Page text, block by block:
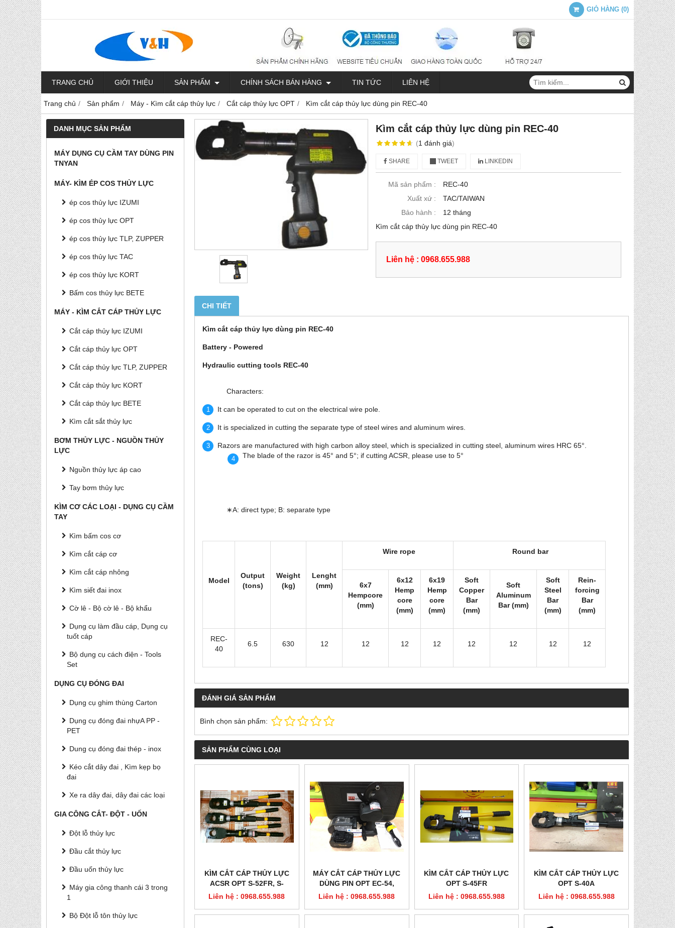
GIỎ HÀNG (0)
TRANG CHỦ GIỚI THIỆU SẢN PHẨM CHÍNH SÁCH BÁN HÀNG TIN TỨC LIÊN HỆ
Trang chủ Sản phẩm Máy - Kìm cắt cáp thủy lực Cắt cáp thủy lực OPT Kìm cắt cáp thủy lực dùng pin REC-40
DANH MỤC SẢN PHẨM
MÁY DỤNG CỤ CẦM TAY DÙNG PIN
TNYAN
MÁY- KÌM ÉP COS THỦY LỰC
ép cos thủy lực IZUMI
ép cos thủy lực OPT
ép cos thủy lực TLP, ZUPPER
ép cos thủy lực TAC
ép cos thủy lực KORT
Bấm cos thủy lực BETE
MÁY - KÌM CẮT CÁP THỦY LỰC
Cắt cáp thủy lực IZUMI
Cắt cáp thủy lực OPT
Cắt cáp thủy lực TLP, ZUPPER
Cắt cáp thủy lực KORT
Cắt cáp thủy lực BETE
Kìm cắt sắt thủy lực
BƠM THỦY LỰC - NGUỒN THỦY
LỰC
Nguồn thủy lực áp cao
Tay bơm thủy lực
KÌM CƠ CÁC LOẠI - DỤNG CỤ CẦM
TAY
Kìm bấm cos cơ
Kìm cắt cáp cơ
Kìm cắt cáp nhông
Kìm siết đai inox
Cờ lê - Bộ cờ lê - Bộ khẩu
Dụng cụ làm đầu cáp, Dụng cụ
tuốt cáp
Bộ dụng cụ cách điện - Tools
Set
DỤNG CỤ ĐÓNG ĐAI
Dụng cụ ghim thùng Carton
Dụng cụ đóng đai nhựA PP -
PET
Dung cụ đóng đai thép - inox
Kéo cắt dây đai , Kìm kẹp bọ
đai
Xe ra dây đai, dây đai các loại
GIA CÔNG CẮT- ĐỘT - UỐN
Đột lỗ thủy lực
Đầu cắt thủy lực
Đầu uốn thủy lực
Máy gia công thanh cái 3 trong
1
Bộ Đột lỗ tôn thủy lực
Kìm cắt cáp thủy lực dùng pin REC-40
(1 đánh giá)
SHARE TWEET LINKEDIN
Mã sản phẩm :
REC-40
Xuất xứ :
TAC/TAIWAN
Bảo hành :
12 tháng
Kìm cắt cáp thủy lực dùng pin REC-40
Liên hệ : 0968.655.988
CHI TIẾT
Kìm cắt cáp thủy lực dùng pin REC-40
Battery - Powered
Hydraulic cutting tools REC-40
Characters:
It can be operated to cut on the electrical wire pole.
It is specialized in cutting the separate type of steel wires and aluminum wires.
Razors are manufactured with high carbon alloy steel, which is specialized in cutting steel, aluminum wires HRC 65°.
The blade of the razor is 45° and 5°; if cutting ACSR, please use to 5°
∗A: direct type; B: separate type
Model
Output
(tons)
Weight
(kg)
Lenght
(mm)
Wire rope Round bar
6x7
Hempcore
(mm)
6x12
Hemp
core
(mm)
6x19
Hemp
core
(mm)
Soft
Copper
Bar
(mm)
Soft
Aluminum
Bar (mm)
Soft
Steel
Bar
(mm)
Rein-
forcing
Bar
(mm)
REC-
40
6.5 630 12 12 12 12 12 12 12 12
ĐÁNH GIÁ SẢN PHẨM
Bình chọn sản phẩm:
SẢN PHẨM CÙNG LOẠI
KÌM CẮT CÁP THỦY LỰC
ACSR OPT S-52FR, S-
52AFR
Liên hệ : 0968.655.988
MÁY CẮT CÁP THỦY LỰC
DÙNG PIN OPT EC-54,
ECB-54
Liên hệ : 0968.655.988
KÌM CẮT CÁP THỦY LỰC
OPT S-45FR
Liên hệ : 0968.655.988
KÌM CẮT CÁP THỦY LỰC
OPT S-40A
Liên hệ : 0968.655.988